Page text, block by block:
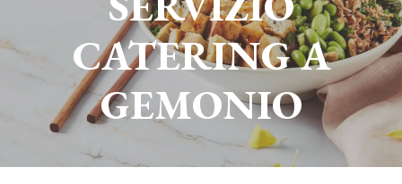
CATERING A
GEMONIO